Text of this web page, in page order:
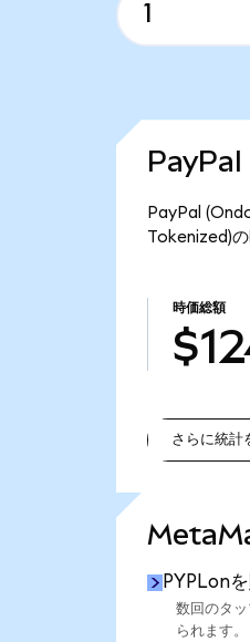
PayPal
PayPal
Tokenized)の
時価総額
さらに統計
PYPLon
数回のタ
られます。